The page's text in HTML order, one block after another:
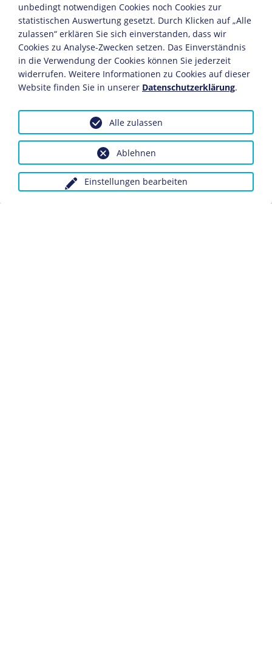
Bebilderte Propagandaschrift über die Erfolge der
deutschen Luftwaffe im Krieg gegen England
Text: Hans Georg Schulze
Druck: Rotophot AG
Verlag: "Die Wehrmacht" AG
22,3 x 15,8 cm
Bildnachweis: Deutsches Historisches Museum,
Berlin
Inv.-Nr.: Do2 99/331
Dieses Objekt ist eingebunden in folgende LeMO-Seite:
unbedingt notwendigen Cookies noch Cookies zur
statistischen Auswertung gesetzt. Durch Klicken auf „Alle
zulassen“ erklären Sie sich einverstanden, dass wir
Cookies zu Analyse-Zwecken setzen. Das Einverständnis
in die Verwendung der Cookies können Sie jederzeit
widerrufen. Weitere Informationen zu Cookies auf dieser
Website finden Sie in unserer Datenschutzerklärung.
Einstellungen bearbeiten
Ablehnen
Alle zulassen